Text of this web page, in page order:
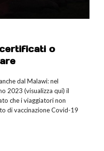
o
dal Malawi: nel
2023 (visualizza qui) il
che i viaggiatori non
di vaccinazione Covid-19